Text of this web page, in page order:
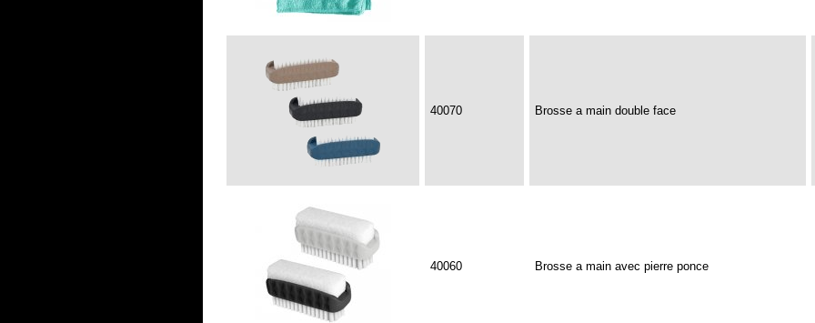
40070 Brosse a main double face
40060 Brosse a main avec pierre ponce